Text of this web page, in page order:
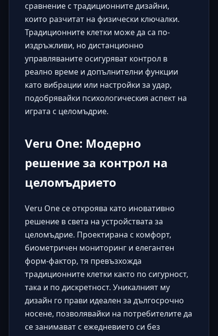
сравнение с традиционните дизайни,
които разчитат на физически ключалки.
Традиционните клетки може да са по-
издръжливи, но дистанционно
управляваните осигуряват контрол в
реално време и допълнителни функции
като вибрации или настройки за удар,
подобрявайки психологическия аспект на
играта с целомъдрие.
Veru One: Модерно
решение за контрол на
целомъдрието
Veru Oneсе откроява като иновативно
решение в света на устройствата за
целомъдрие. Проектирана с комфорт,
биометричен мониторинг и елегантен
форм-фактор, тя превъзхожда
традиционните клетки както по сигурност,
така и по дискретност. Уникалният му
дизайн го прави идеален за дългосрочно
носене, позволявайки на потребителите да
се занимават с ежедневието си без